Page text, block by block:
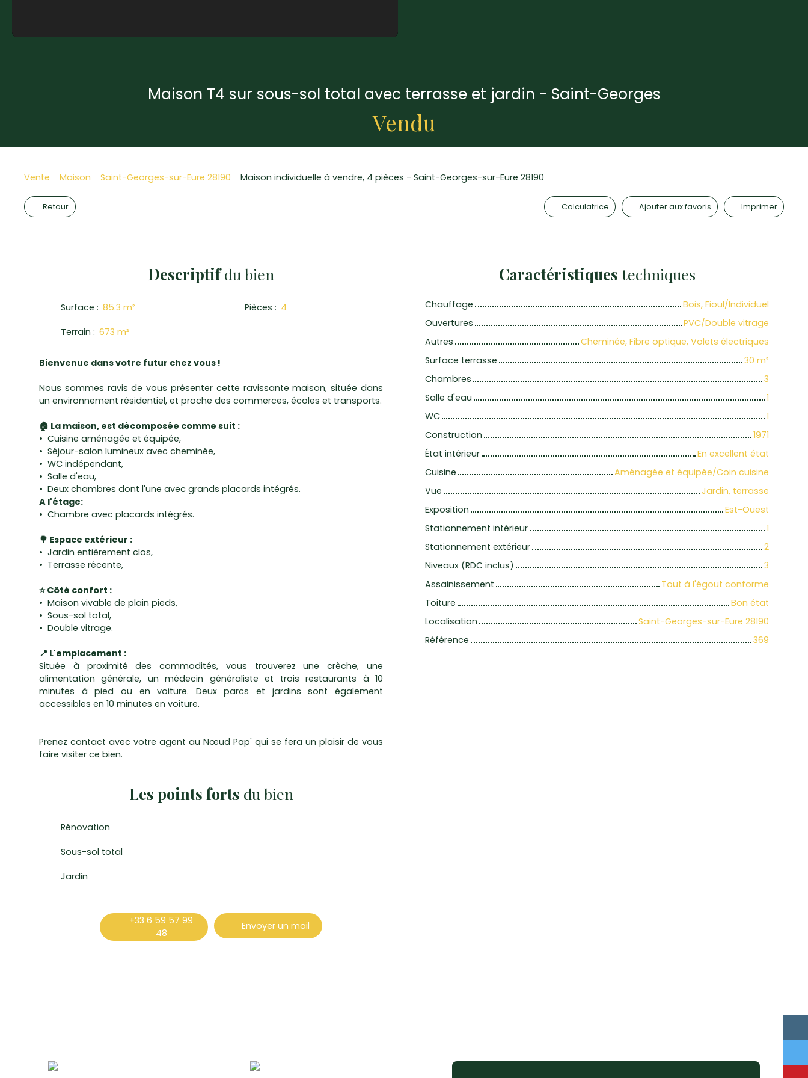
Maison T4 sur sous-sol total avec terrasse et jardin - Saint-Georges
Vendu
Vente Maison Saint-Georges-sur-Eure 28190 Maison individuelle à vendre, 4 pièces - Saint-Georges-sur-Eure 28190
Retour Calculatrice Ajouter aux favoris Imprimer
Descriptifdu bien
Surface : 85.3 m² Pièces : 4
Terrain : 673 m²
Bienvenue dans votre futur chez vous !
Nous sommes ravis de vous présenter cette ravissante maison, située dans
un environnement résidentiel, et proche des commerces, écoles et transports.
🏠 La maison, est décomposée comme suit :
Cuisine aménagée et équipée,
Séjour-salon lumineux avec cheminée,
WC indépendant,
Salle d'eau,
Deux chambres dont l'une avec grands placards intégrés.
A l'étage:
Chambre avec placards intégrés.
🌳 Espace extérieur :
Jardin entièrement clos,
Terrasse récente,
⭐ Côté confort :
Maison vivable de plain pieds,
Sous-sol total,
Double vitrage.
📍 L'emplacement :
Située à proximité des commodités, vous trouverez une crèche, une
alimentation générale, un médecin généraliste et trois restaurants à 10
minutes à pied ou en voiture. Deux parcs et jardins sont également
accessibles en 10 minutes en voiture.
Prenez contact avec votre agent au Nœud Pap' qui se fera un plaisir de vous
faire visiter ce bien.
Les points forts du bien
Rénovation
Sous-sol total
Jardin
+33 6 59 57 99
48
Envoyer un mail
Caractéristiques techniques
Chauffage
Bois, Fioul/Individuel
Ouvertures
PVC/Double vitrage
Autres
Cheminée, Fibre optique, Volets électriques
Surface terrasse
30 m²
Chambres
3
Salle d'eau
1
WC
1
Construction
1971
État intérieur
En excellent état
Cuisine
Aménagée et équipée/Coin cuisine
Vue
Jardin, terrasse
Exposition
Est-Ouest
Stationnement intérieur
1
Stationnement extérieur
2
Niveaux (RDC inclus)
3
Assainissement
Tout à l'égout conforme
Toiture
Bon état
Localisation
Saint-Georges-sur-Eure 28190
Référence
369